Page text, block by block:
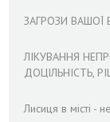
ЗАГРОЗИ ВАШОЇ
ЛІКУВАННЯ
ДОЦІЛЬНІСТЬ,
Лисиця в місті -